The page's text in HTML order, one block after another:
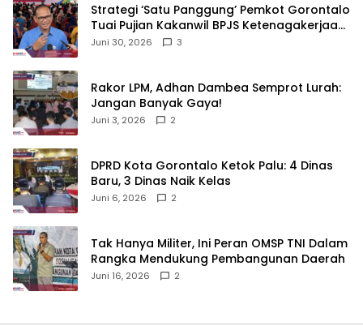
Strategi ‘Satu Panggung’ Pemkot Gorontalo
Tuai Pujian Kakanwil BPJS Ketenagakerjaan
Sulama‎‎
Juni 30, 2026 3
‎Rakor LPM, Adhan Dambea Semprot Lurah:
Jangan Banyak Gaya!‎
Juni 3, 2026 2
‎DPRD Kota Gorontalo Ketok Palu: 4 Dinas
Baru, 3 Dinas Naik Kelas
Juni 6, 2026 2
‎Tak Hanya Militer, Ini Peran OMSP TNI Dalam
Rangka Mendukung Pembangunan Daerah
Juni 16, 2026 2